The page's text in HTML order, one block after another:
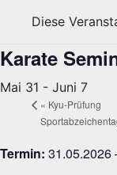
Diese
Karate
Mai 31 - Juni 7
« Kyu-Prüfung
Termin: 31.05.2026